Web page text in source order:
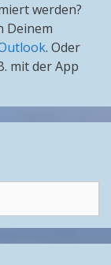
werden?
Deinem
. Oder
mit der App